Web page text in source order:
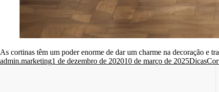
As cortinas têm um poder enorme de dar um charme na decoração e
Posted
admin.marketing1 de dezembro de 202010 de março de 2025Posted
Dicas